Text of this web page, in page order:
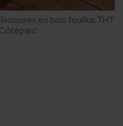
en bois feuillus THT
Côtéparc